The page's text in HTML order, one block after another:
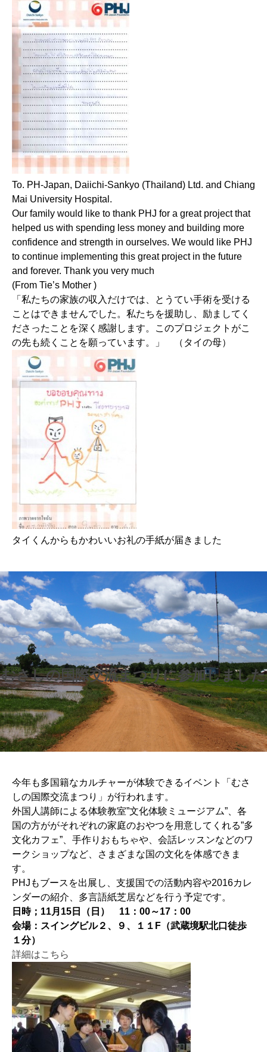
To. PH-Japan, Daiichi-Sankyo (Thailand) Ltd. and Chiang
Mai University Hospital.
Our family would like to thank PHJ for a great project that
helped us with spending less money and building more
confidence and strength in ourselves. We would like PHJ
to continue implementing this great project in the future
and forever. Thank you very much
(From Tie’s Mother )
「私たちの家族の収入だけでは、とうてい手術を受ける
ことはできませんでした。私たちを援助し、励ましてく
ださったことを深く感謝します。このプロジェクトがこ
の先も続くことを願っています。」 （タイの母）
タイくんからもかわいいお礼の手紙が届きました
むさしの国際交流まつりに参加しました
今年も多国籍なカルチャーが体験できるイベント「むさ
しの国際交流まつり」が行われます。
外国人講師による体験教室”文化体験ミュージアム”、各
国の方ががそれぞれの家庭のおやつを用意してくれる”多
文化カフェ”、手作りおもちゃや、会話レッスンなどのワ
ークショップなど、さまざまな国の文化を体感できま
す。
PHJもブースを出展し、支援国での活動内容や2016カレ
ンダーの紹介、多言語紙芝居などを行う予定です。
日時；11月15日（日） 11：00～17：00
会場：スイングビル２、９、１１F（武蔵境駅北口徒歩
１分）
詳細はこちら